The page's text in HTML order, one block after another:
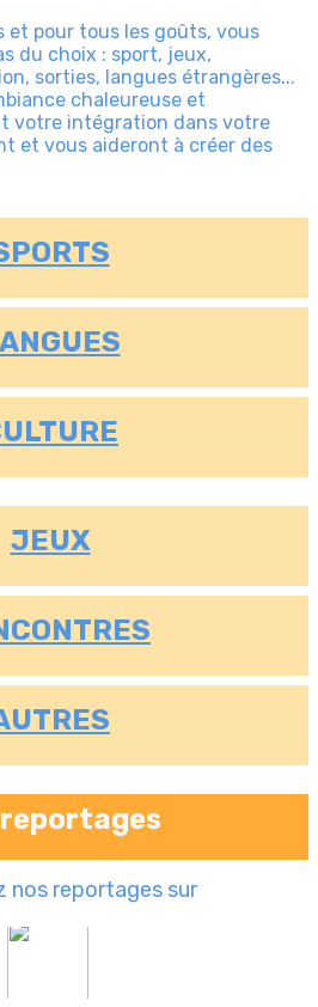
et pour tous les goûts, vous
du choix : sport, jeux,
sorties, langues étrangères...
chaleureuse et
votre intégration dans votre
et vous aideront à créer des
JEUX
reportages
nos reportages sur